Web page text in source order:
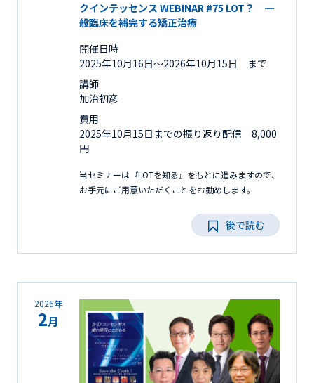
クインテッセンス WEBINAR #75 LOT？ 一
般臨床を補完する矯正治療
開催日時
2025年10月16日〜2026年10月15日 まで
講師
加治初彦
費用
2025年10月15日までの振り返り配信 8,000
円
当セミナーは『LOTを知る』をもとに進みますので、
お手元にご用意いただくことをお勧めします。
後で読む
2026年
2月